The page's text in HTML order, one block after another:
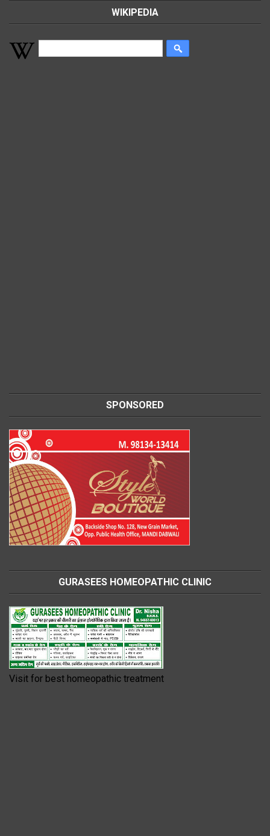
WIKIPEDIA
SPONSORED
GURASEES HOMEOPATHIC CLINIC
Visit for best homeopathic treatment